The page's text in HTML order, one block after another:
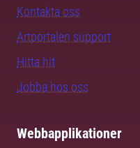
Kontakta oss
Artportalen support
Hitta hit
Jobba hos oss
Webbapplikationer